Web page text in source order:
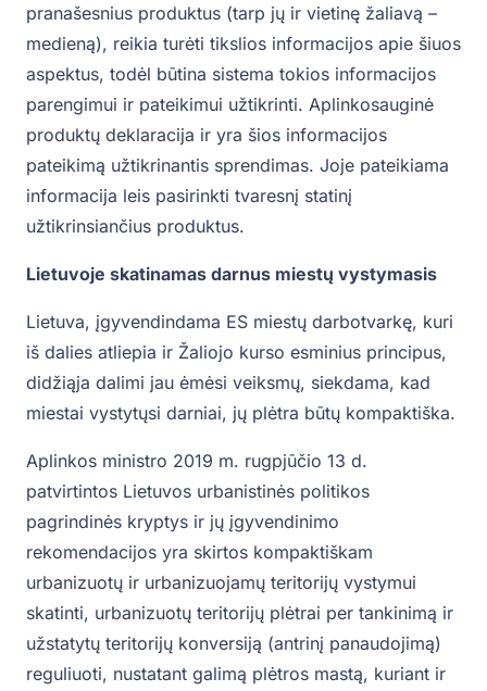
pranašesnius produktus (tarp jų ir vietinę žaliavą –
medieną), reikia turėti tikslios informacijos apie šiuos
aspektus, todėl būtina sistema tokios informacijos
parengimui ir pateikimui užtikrinti. Aplinkosauginė
produktų deklaracija ir yra šios informacijos
pateikimą užtikrinantis sprendimas. Joje pateikiama
informacija leis pasirinkti tvaresnį statinį
užtikrinsiančius produktus.
Lietuvoje skatinamas darnus miestų vystymasis
Lietuva, įgyvendindama ES miestų darbotvarkę, kuri
iš dalies atliepia ir Žaliojo kurso esminius principus,
didžiąja dalimi jau ėmėsi veiksmų, siekdama, kad
miestai vystytųsi darniai, jų plėtra būtų kompaktiška.
Aplinkos ministro 2019 m. rugpjūčio 13 d.
patvirtintos Lietuvos urbanistinės politikos
pagrindinės kryptys ir jų įgyvendinimo
rekomendacijos yra skirtos kompaktiškam
urbanizuotų ir urbanizuojamų teritorijų vystymui
skatinti, urbanizuotų teritorijų plėtrai per tankinimą ir
užstatytų teritorijų konversiją (antrinį panaudojimą)
reguliuoti, nustatant galimą plėtros mastą, kuriant ir